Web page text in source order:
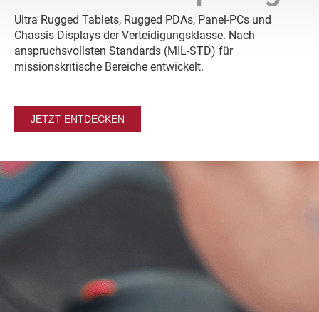
Ultra Rugged Tablets, Rugged PDAs, Panel-PCs und
Chassis Displays der Verteidigungsklasse. Nach
anspruchsvollsten Standards (MIL-STD) für
missionskritische Bereiche entwickelt.
JETZT ENTDECKEN